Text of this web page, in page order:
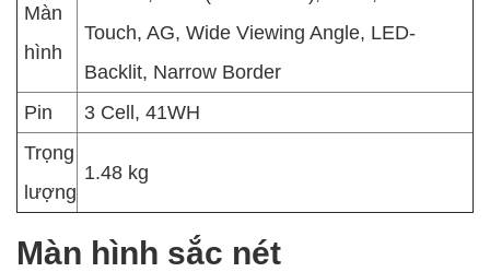
Màn
hình
Touch, AG, Wide Viewing Angle, LED-
Backlit, Narrow Border
Pin
3 Cell, 41WH
Trọng
lượng
1.48 kg
Màn hình sắc nét